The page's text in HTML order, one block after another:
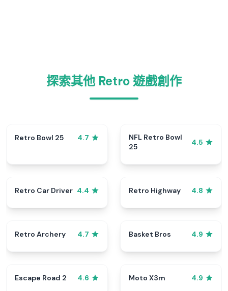
探索其他 Retro 遊戲創作
Retro Bowl 25 4.7
NFL Retro Bowl
25
4.5
Retro Car Driver 4.4 Retro Highway 4.8
Retro Archery 4.7 Basket Bros 4.9
Escape Road 2 4.6 Moto X3m 4.9